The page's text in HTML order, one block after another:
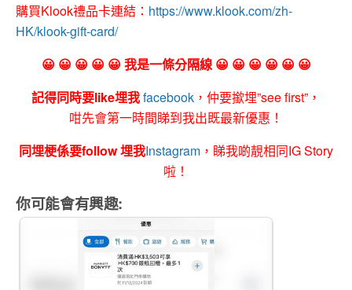
購買Klook禮品卡連結： https://www.klook.com/zh-
HK/klook-gift-card/
😀 😀 😀 😀 😀 我是一條分隔線 😀 😀 😀 😀 😀 😀
記得同時要like埋我facebook ，仲要撳埋”see first”，
咁先會第一時間睇到我出既最新優惠！
同埋梗係要follow 埋我Instagram ，睇我啲靚相同IG Story
啦！
你可能會有興趣: